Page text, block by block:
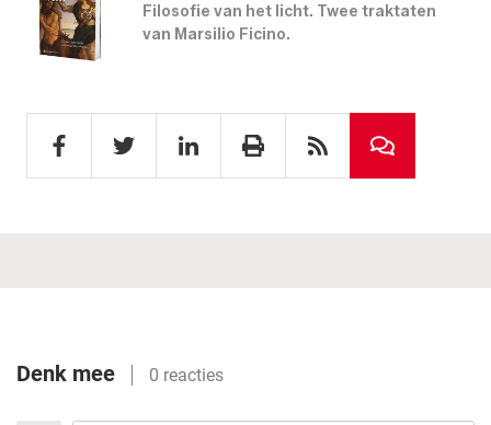
Filosofie van het licht. Twee traktaten
van Marsilio Ficino.